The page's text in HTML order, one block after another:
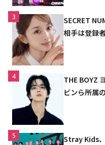
3
SECRET
相手は登録
4
THE BOYZ
ビンら所属
5
Stray Kids